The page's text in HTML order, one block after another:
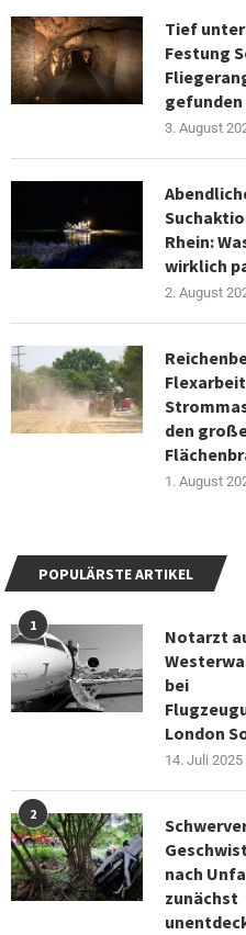
Tief
Festung
gefunden
3. August
Rhein:
wirklich
2. August
den
1. August
POPULÄRSTE ARTIKEL
1
Notarzt
bei
London
14. Juli 2025
2
nach
zunächst